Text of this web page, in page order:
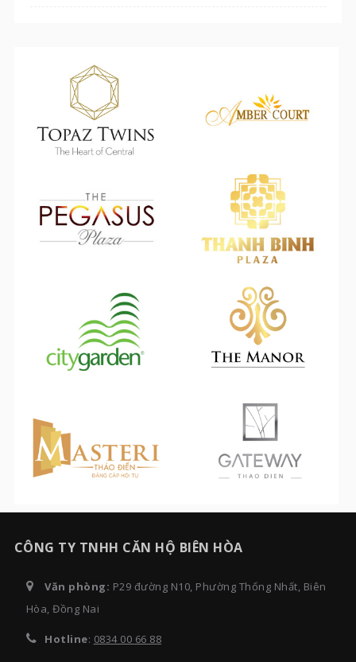
CÔNG TY TNHH CĂN HỘ BIÊN HÒA
Văn phòng: P29 đường N10, Phường Thống Nhất, Biên
Hòa, Đồng Nai
Hotline: 0834 00 66 88